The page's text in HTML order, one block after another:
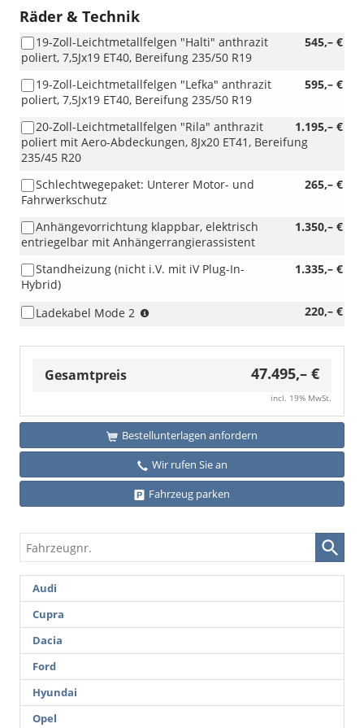
Räder & Technik
545,– €
19-Zoll-Leichtmetallfelgen "Halti" anthrazit
poliert, 7,5Jx19 ET40, Bereifung 235/50 R19
595,– €
19-Zoll-Leichtmetallfelgen "Lefka" anthrazit
poliert, 7,5Jx19 ET40, Bereifung 235/50 R19
1.195,– €
20-Zoll-Leichtmetallfelgen "Rila" anthrazit
poliert mit Aero-Abdeckungen, 8Jx20 ET41, Bereifung
235/45 R20
265,– €
Schlechtwegepaket: Unterer Motor- und
Fahrwerkschutz
1.350,– €
Anhängevorrichtung klappbar, elektrisch
entriegelbar mit Anhängerrangierassistent
1.335,– €
Standheizung (nicht i.V. mit iV Plug-In-
Hybrid)
220,– €
Ladekabel Mode 2
mit
Gesamtpreis 47.495,– €
incl. 19% MwSt.
Bestellunterlagen anfordern
Wir rufen Sie an
Fahrzeug parken
Fahrzeugnr.
Audi
Cupra
Dacia
Ford
Hyundai
Opel